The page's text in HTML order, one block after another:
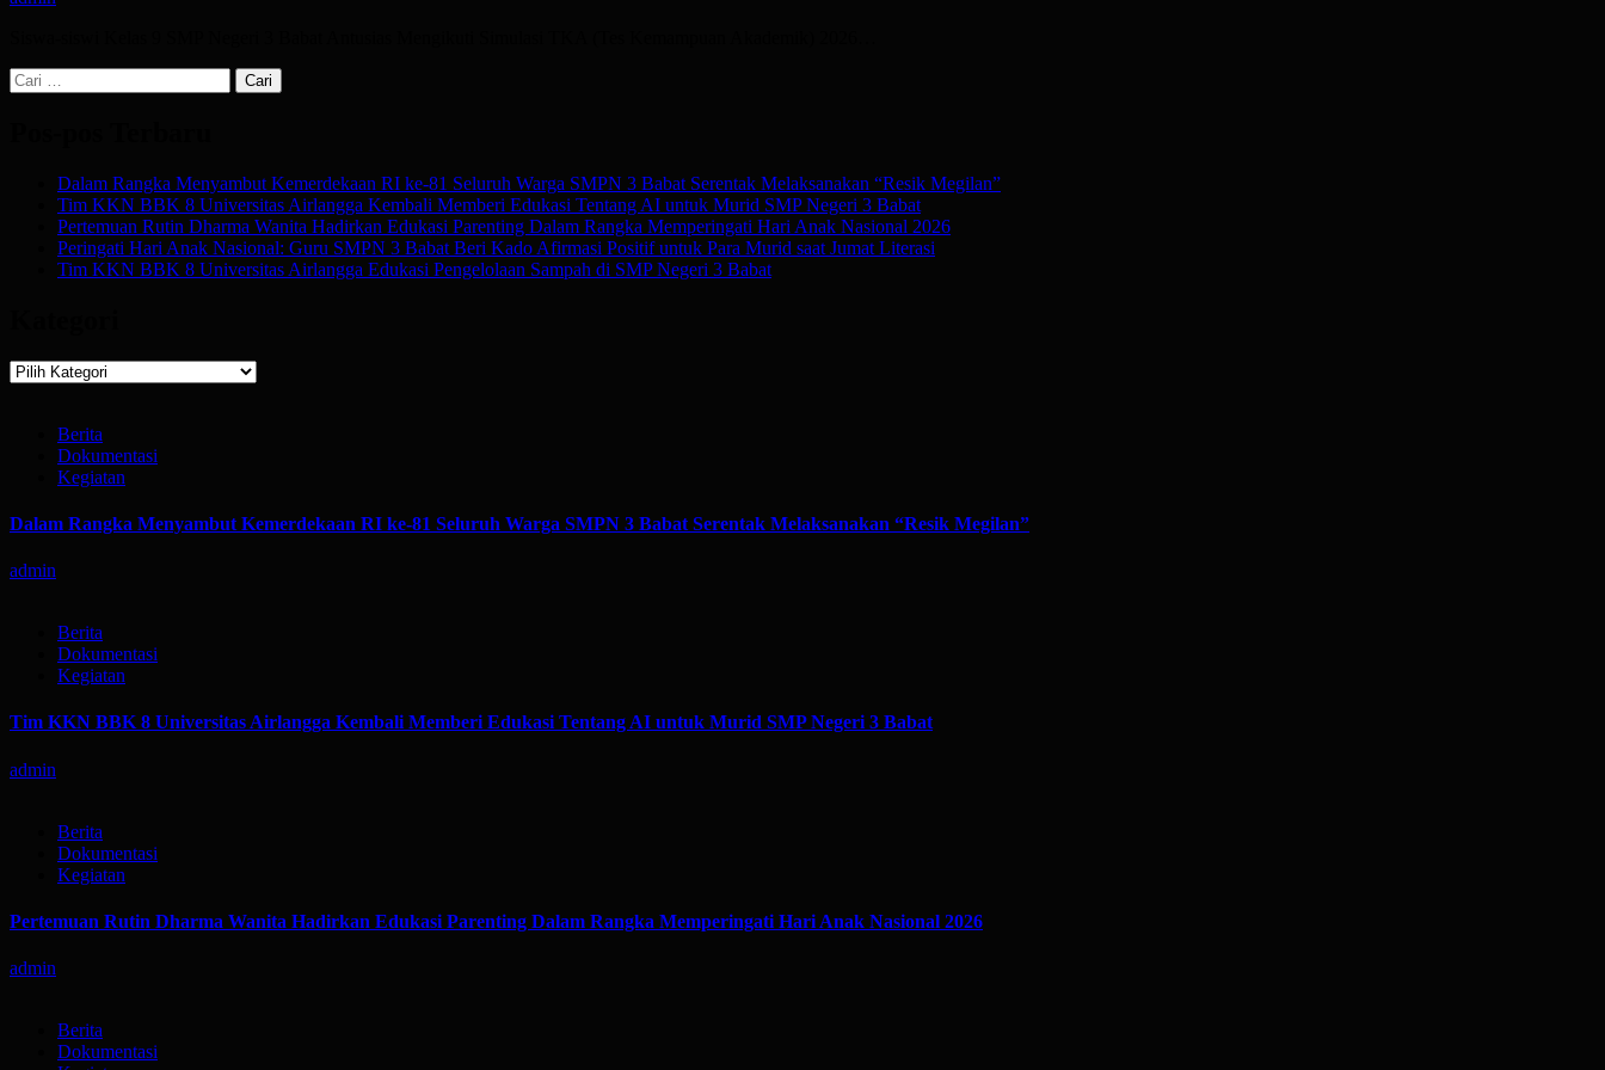
Cari
untuk:
Dalam Rangka Menyambut Kemerdekaan RI ke-81 Seluruh Warga SMPN 3 Babat Serentak Melaksanakan “Resik Megilan”
Tim KKN BBK 8 Universitas Airlangga Kembali Memberi Edukasi Tentang AI untuk Murid SMP Negeri 3 Babat
Pertemuan Rutin Dharma Wanita Hadirkan Edukasi Parenting Dalam Rangka Memperingati Hari Anak Nasional 2026
Peringati Hari Anak Nasional: Guru SMPN 3 Babat Beri Kado Afirmasi Positif untuk Para Murid saat Jumat Literasi
Tim KKN BBK 8 Universitas Airlangga Edukasi Pengelolaan Sampah di SMP Negeri 3 Babat
Kategori
Berita
Dokumentasi
Kegiatan
Dalam Rangka Menyambut Kemerdekaan RI ke-81 Seluruh Warga SMPN 3 Babat Serentak Melaksanakan “Resik Megilan”
admin
Berita
Dokumentasi
Kegiatan
Tim KKN BBK 8 Universitas Airlangga Kembali Memberi Edukasi Tentang AI untuk Murid SMP Negeri 3 Babat
admin
Berita
Dokumentasi
Kegiatan
Pertemuan Rutin Dharma Wanita Hadirkan Edukasi Parenting Dalam Rangka Memperingati Hari Anak Nasional 2026
admin
Berita
Dokumentasi